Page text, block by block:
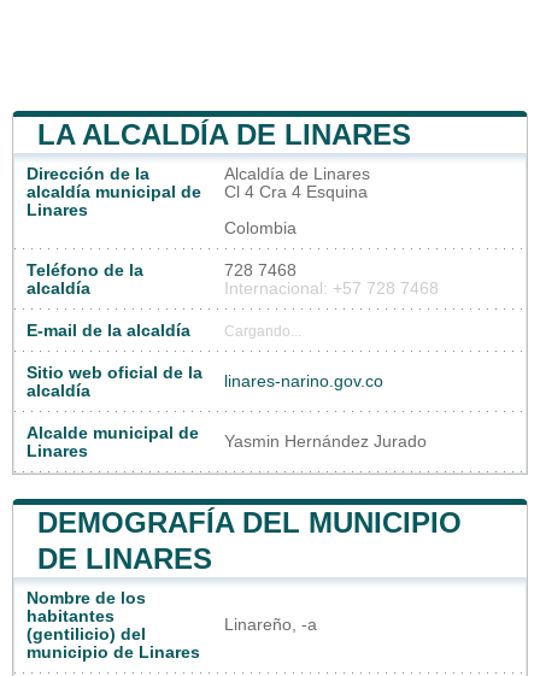
LA ALCALDÍA DE LINARES
Dirección de la
alcaldía municipal de
Linares
Alcaldía de Linares
Cl 4 Cra 4 Esquina
Colombia
Teléfono de la
alcaldía
728 7468
Internacional: +57 728 7468
E-mail de la alcaldía Cargando...
Sitio web oficial de la
alcaldía
linares-narino.gov.co
Alcalde municipal de
Linares
Yasmin Hernández Jurado
DEMOGRAFÍA DEL MUNICIPIO
DE LINARES
Nombre de los
habitantes
(gentilicio) del
municipio de Linares
Linareño, -a